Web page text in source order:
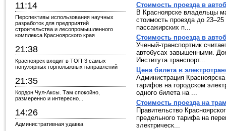
11:14
Перспективы использования научных
разработок для предприятий
строительства и лесопромышленного
комплекса Красноярского края
21:38
Красноярск входит в ТОП-3 самых
популярных горнолыжных направлений
21:35
Кордон Чул-Аксы. Там спокойно,
размеренно и интересно...
14:26
Административная удавка
Стоимость проезда в
В Красноярске владельцы
стоимость проезда до
пассажирских п...
Стоимость проезда в
Ученый-транспортник
автобусах завышенными.
Института транспорт...
Цена билета в
Администрация
тарифов на городском
одного билета на ...
Стоимость проезда на
Правительство
предельного тарифа на
электрическ...